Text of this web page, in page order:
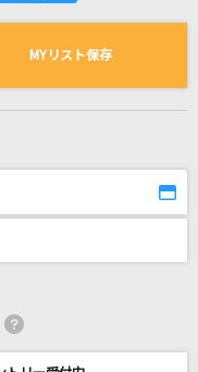
る曲の一覧
MYリスト保存